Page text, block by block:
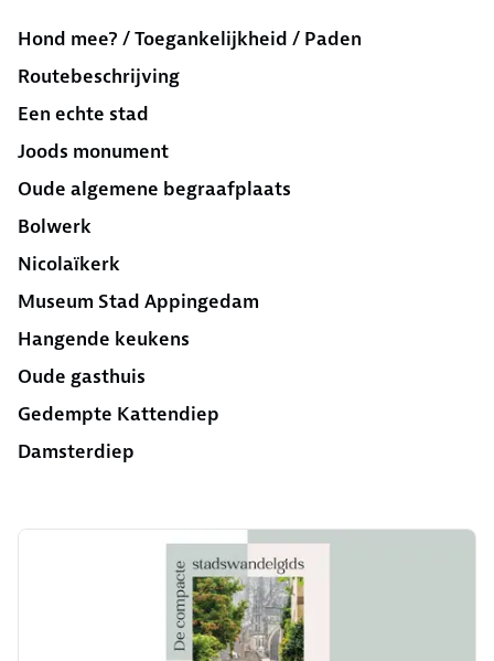
Hond mee? / Toegankelijkheid / Paden
Routebeschrijving
Een echte stad
Joods monument
Oude algemene begraafplaats
Bolwerk
Nicolaïkerk
Museum Stad Appingedam
Hangende keukens
Oude gasthuis
Gedempte Kattendiep
Damsterdiep